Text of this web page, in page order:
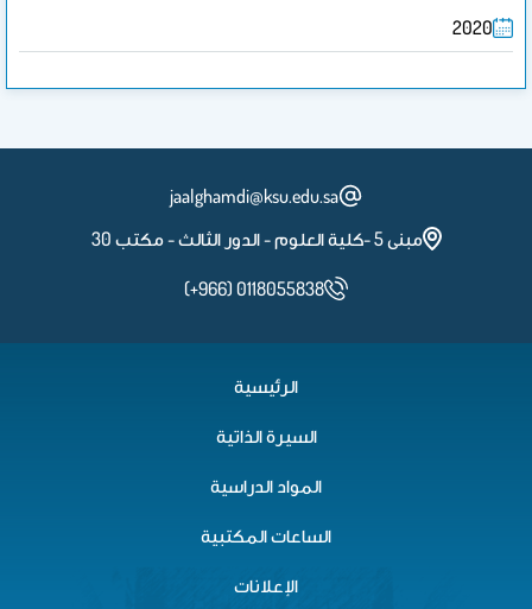
2020
jaalghamdi@ksu.edu.sa
مبنى 5 -كلية العلوم - الدور الثالث - مكتب 30
(+966) 0118055838
الرئيسية
السيرة الذاتية
المواد الدراسية
الساعات المكتبية
الإعلانات